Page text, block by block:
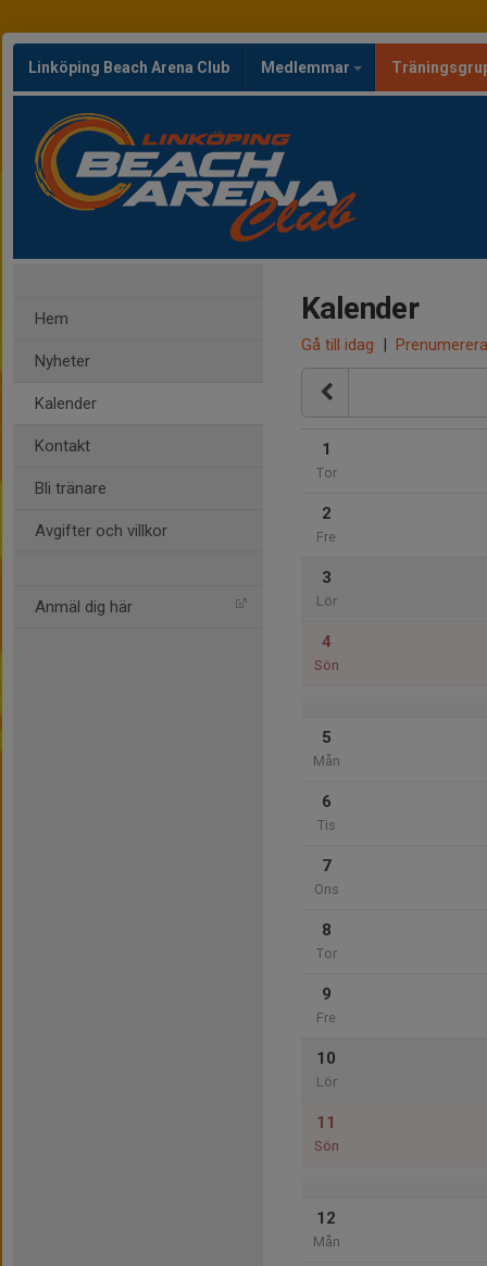
Linköping Beach Arena Club Medlemmar
Hem
Nyheter
Kalender
Kontakt
Bli tränare
Avgifter och villkor
Anmäl dig här
Kalender
Gå till idag | Prenumerera
1
Tor
2
Fre
3
Lör
4
Sön
5
Mån
6
Tis
7
Ons
8
Tor
9
Fre
10
Lör
11
Sön
12
Mån